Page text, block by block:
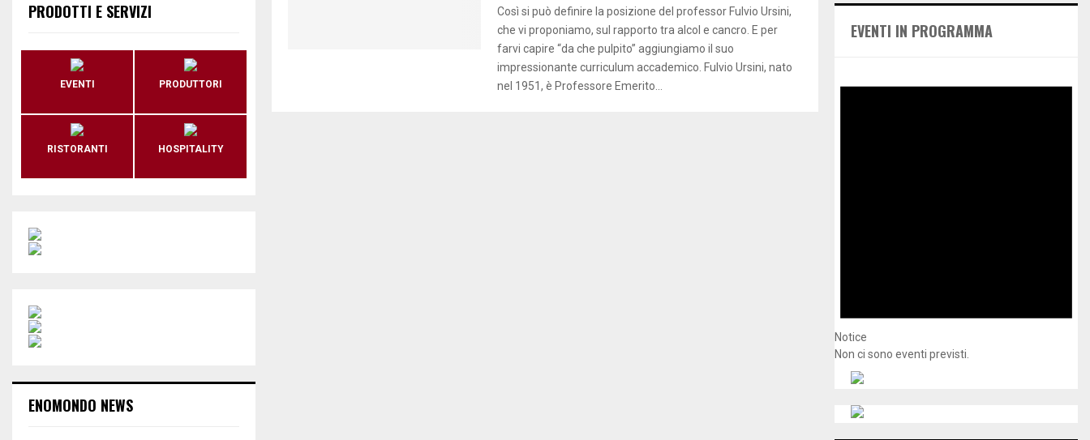
Così si può definire la posizione del professor Fulvio Ursini,
che vi proponiamo, sul rapporto tra alcol e cancro. E per
farvi capire “da che pulpito” aggiungiamo il suo
impressionante curriculum accademico. Fulvio Ursini, nato
nel 1951, è Professore Emerito...
PRODOTTI E SERVIZI
EVENTI PRODUTTORI
RISTORANTI HOSPITALITY
ENOMONDO NEWS
o
EVENTI IN PROGRAMMA
Notice
Non ci sono eventi previsti.